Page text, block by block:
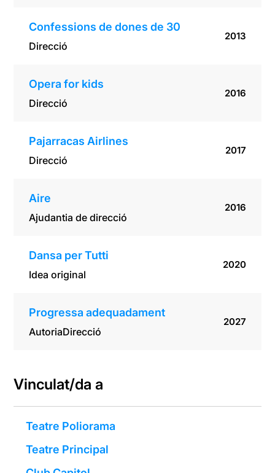
Confessions de dones de 30
Direcció
2013
Opera for kids
Direcció
2016
Pajarracas Airlines
Direcció
2017
Aire
Ajudantia de direcció
2016
Dansa per Tutti
Idea original
2020
Progressa adequadament
AutoriaDirecció
2027
Vinculat/da a
Teatre Poliorama
Teatre Principal